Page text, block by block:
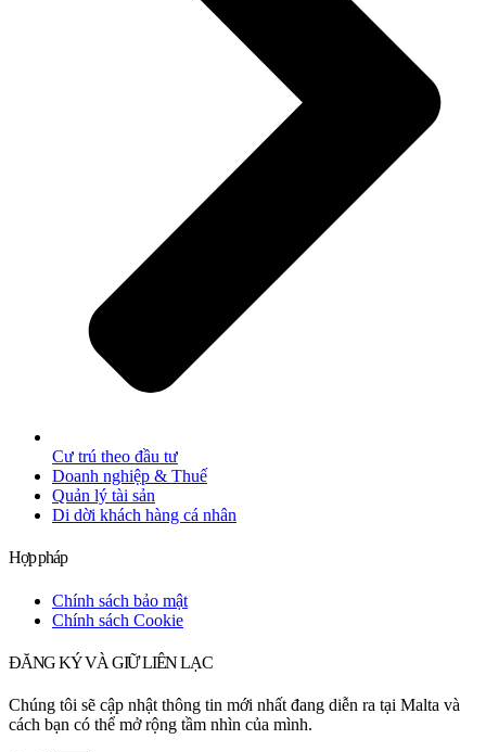
Cư trú theo đầu tư
Doanh nghiệp & Thuế
Quản lý tài sản
Di dời khách hàng cá nhân
Hợp pháp
Chính sách bảo mật
Chính sách Cookie
ĐĂNG KÝ VÀ GIỮ LIÊN LẠC
Chúng tôi sẽ cập nhật thông tin mới nhất đang diễn ra tại Malta và
cách bạn có thể mở rộng tầm nhìn của mình.